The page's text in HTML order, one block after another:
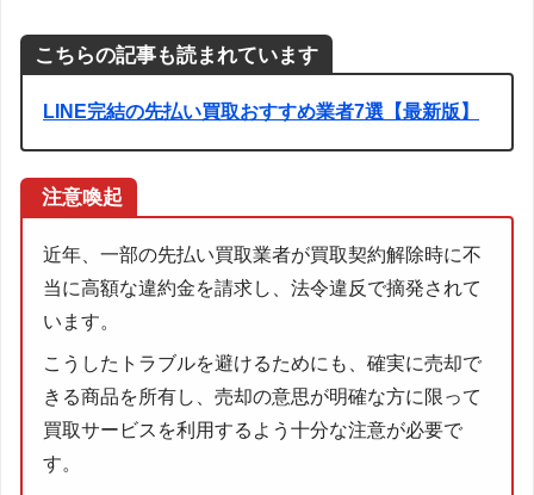
こちらの記事も読まれています
LINE完結の先払い買取おすすめ業者7選【最新版】
注意喚起
近年、一部の先払い買取業者が買取契約解除時に不
当に高額な違約金を請求し、法令違反で摘発されて
います。
こうしたトラブルを避けるためにも、確実に売却で
きる商品を所有し、売却の意思が明確な方に限って
買取サービスを利用するよう十分な注意が必要で
す。